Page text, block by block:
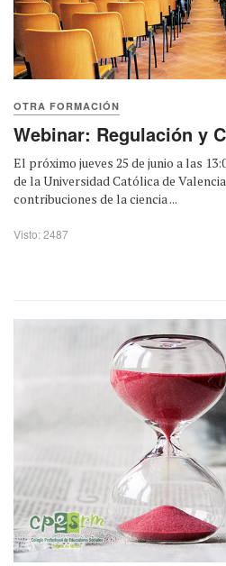
OTRA FORMACIÓN
Webinar: Regulación y
El próximo jueves 25 de junio a las
de la Universidad Católica de
contribuciones de la ciencia ...
Visto: 2487